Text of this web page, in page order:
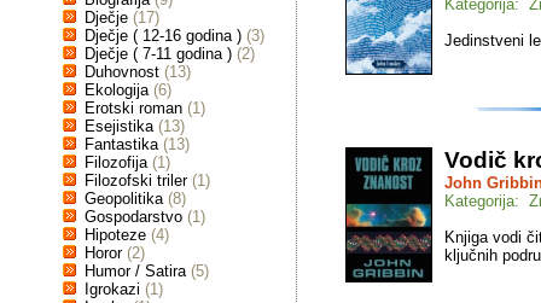
Dječje (17)
Dječje ( 12-16 godina ) (3)
Dječje ( 7-11 godina ) (2)
Duhovnost (13)
Ekologija (6)
Erotski roman (1)
Esejistika (13)
Fantastika (13)
Filozofija (1)
Filozofski triler (1)
Geopolitika (8)
Gospodarstvo (1)
Hipoteze (4)
Horor (2)
Humor / Satira (5)
Igrokazi (1)
Kategorija:
Jedinstveni
Vodič
John
Kategorija:
Knjiga vodi
ključnih